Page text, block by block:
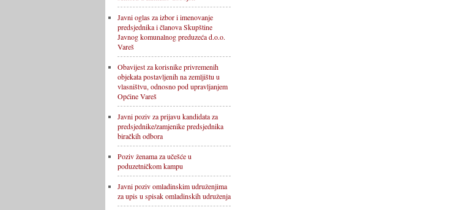
Javni oglas za izbor i imenovanje
predsjednika i članova Skupštine
Javnog komunalnog preduzeća d.o.o.
Vareš
Obavijest za korisnike privremenih
objekata postavljenih na zemljištu u
vlasništvu, odnosno pod upravljanjem
Općine Vareš
Javni poziv za prijavu kandidata za
predsjednike/zamjenike predsjednika
biračkih odbora
Poziv ženama za učešće u
poduzetničkom kampu
Javni poziv omladinskim udruženjima
za upis u spisak omladinskih udruženja